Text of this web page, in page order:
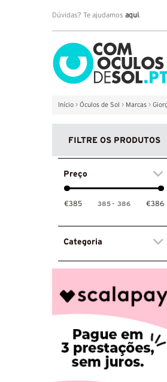
Dúvidas? Te ajudamos aqui.
Início > Óculos de Sol > Marcas >
FILTRE OS PRODUTOS
Preço
€385 €386
385-386
Categoria